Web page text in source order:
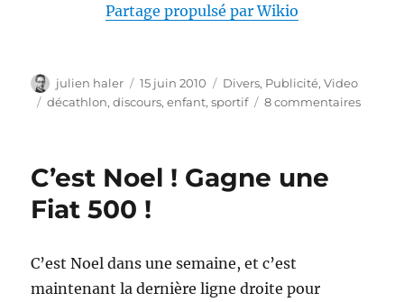
Partage propulsé par Wikio
Auteur
julien haler
Publié
le
15 juin 2010 Catégories
Divers, Publicité,Video
Étiquettes
décathlon,discours,enfant,sportif 8 commentairessur
C’est Noel ! Gagne une
Fiat 500 !
C’est Noel dans une semaine, et c’est
maintenant la dernière ligne droite pour